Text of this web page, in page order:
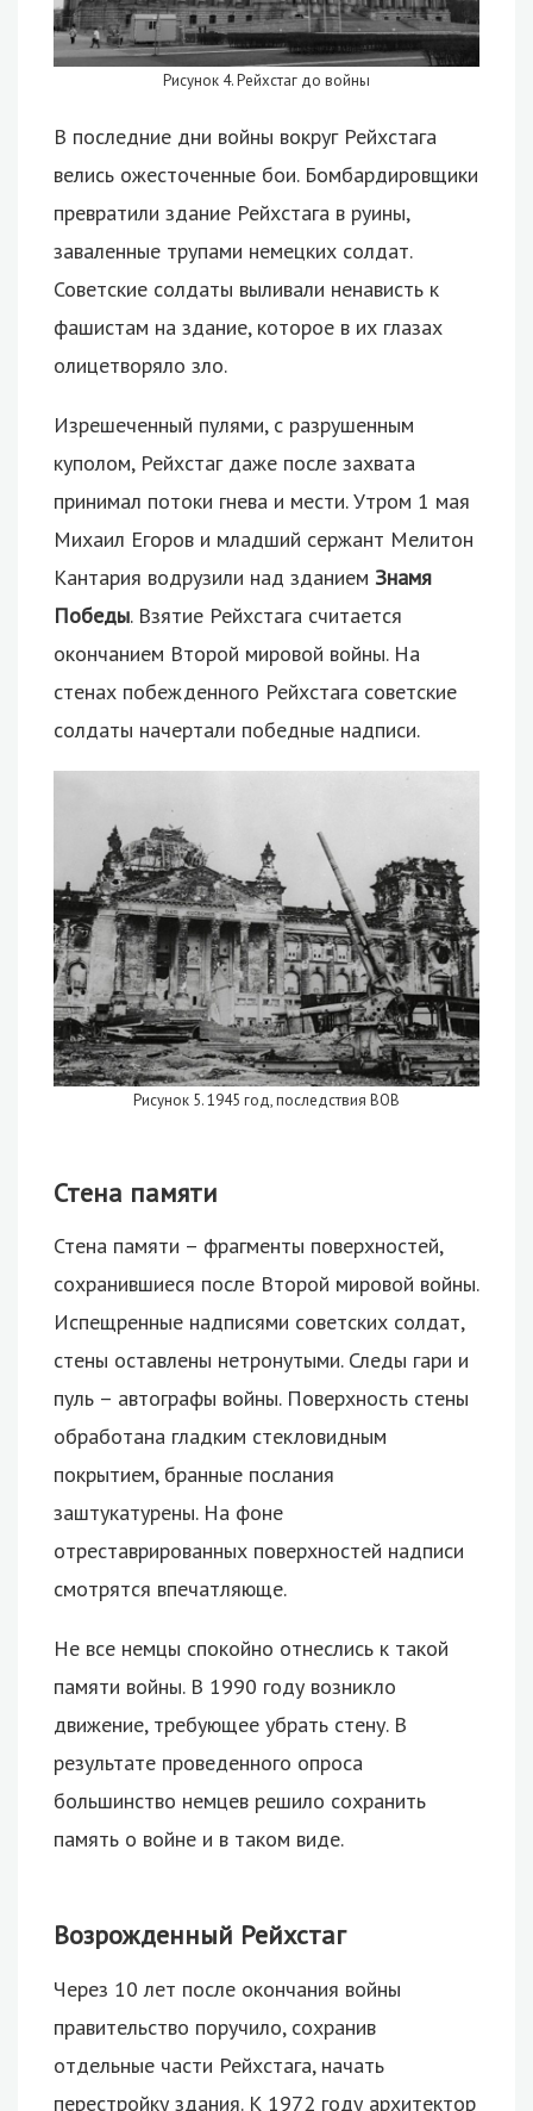
Рисунок 4. Рейхстаг до войны
В последние дни войны вокруг Рейхстага
велись ожесточенные бои. Бомбардировщики
превратили здание Рейхстага в руины,
заваленные трупами немецких солдат.
Советские солдаты выливали ненависть к
фашистам на здание, которое в их глазах
олицетворяло зло.
Изрешеченный пулями, с разрушенным
куполом, Рейхстаг даже после захвата
принимал потоки гнева и мести. Утром 1 мая
Михаил Егоров и младший сержант Мелитон
Кантария водрузили над зданием Знамя
Победы. Взятие Рейхстага считается
окончанием Второй мировой войны. На
стенах побежденного Рейхстага советские
солдаты начертали победные надписи.
Рисунок 5. 1945 год, последствия ВОВ
Стена памяти
Стена памяти – фрагменты поверхностей,
сохранившиеся после Второй мировой войны.
Испещренные надписями советских солдат,
стены оставлены нетронутыми. Следы гари и
пуль – автографы войны. Поверхность стены
обработана гладким стекловидным
покрытием, бранные послания
заштукатурены. На фоне
отреставрированных поверхностей надписи
смотрятся впечатляюще.
Не все немцы спокойно отнеслись к такой
памяти войны. В 1990 году возникло
движение, требующее убрать стену. В
результате проведенного опроса
большинство немцев решило сохранить
память о войне и в таком виде.
Возрожденный Рейхстаг
Через 10 лет после окончания войны
правительство поручило, сохранив
отдельные части Рейхстага, начать
перестройку здания. К 1972 году архитектор